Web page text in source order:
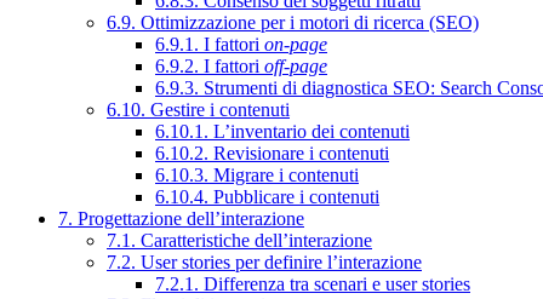
6.9. Ottimizzazione per i motori di ricerca (SEO)
6.9.1. I fattori on-page
6.9.2. I fattori off-page
6.9.3. Strumenti di diagnostica SEO: Search
6.10. Gestire i contenuti
6.10.1. L’inventario dei contenuti
6.10.2. Revisionare i contenuti
6.10.3. Migrare i contenuti
6.10.4. Pubblicare i contenuti
7. Progettazione dell’interazione
7.1. Caratteristiche dell’interazione
7.2. User stories per definire l’interazione
7.2.1. Differenza tra scenari e user stories